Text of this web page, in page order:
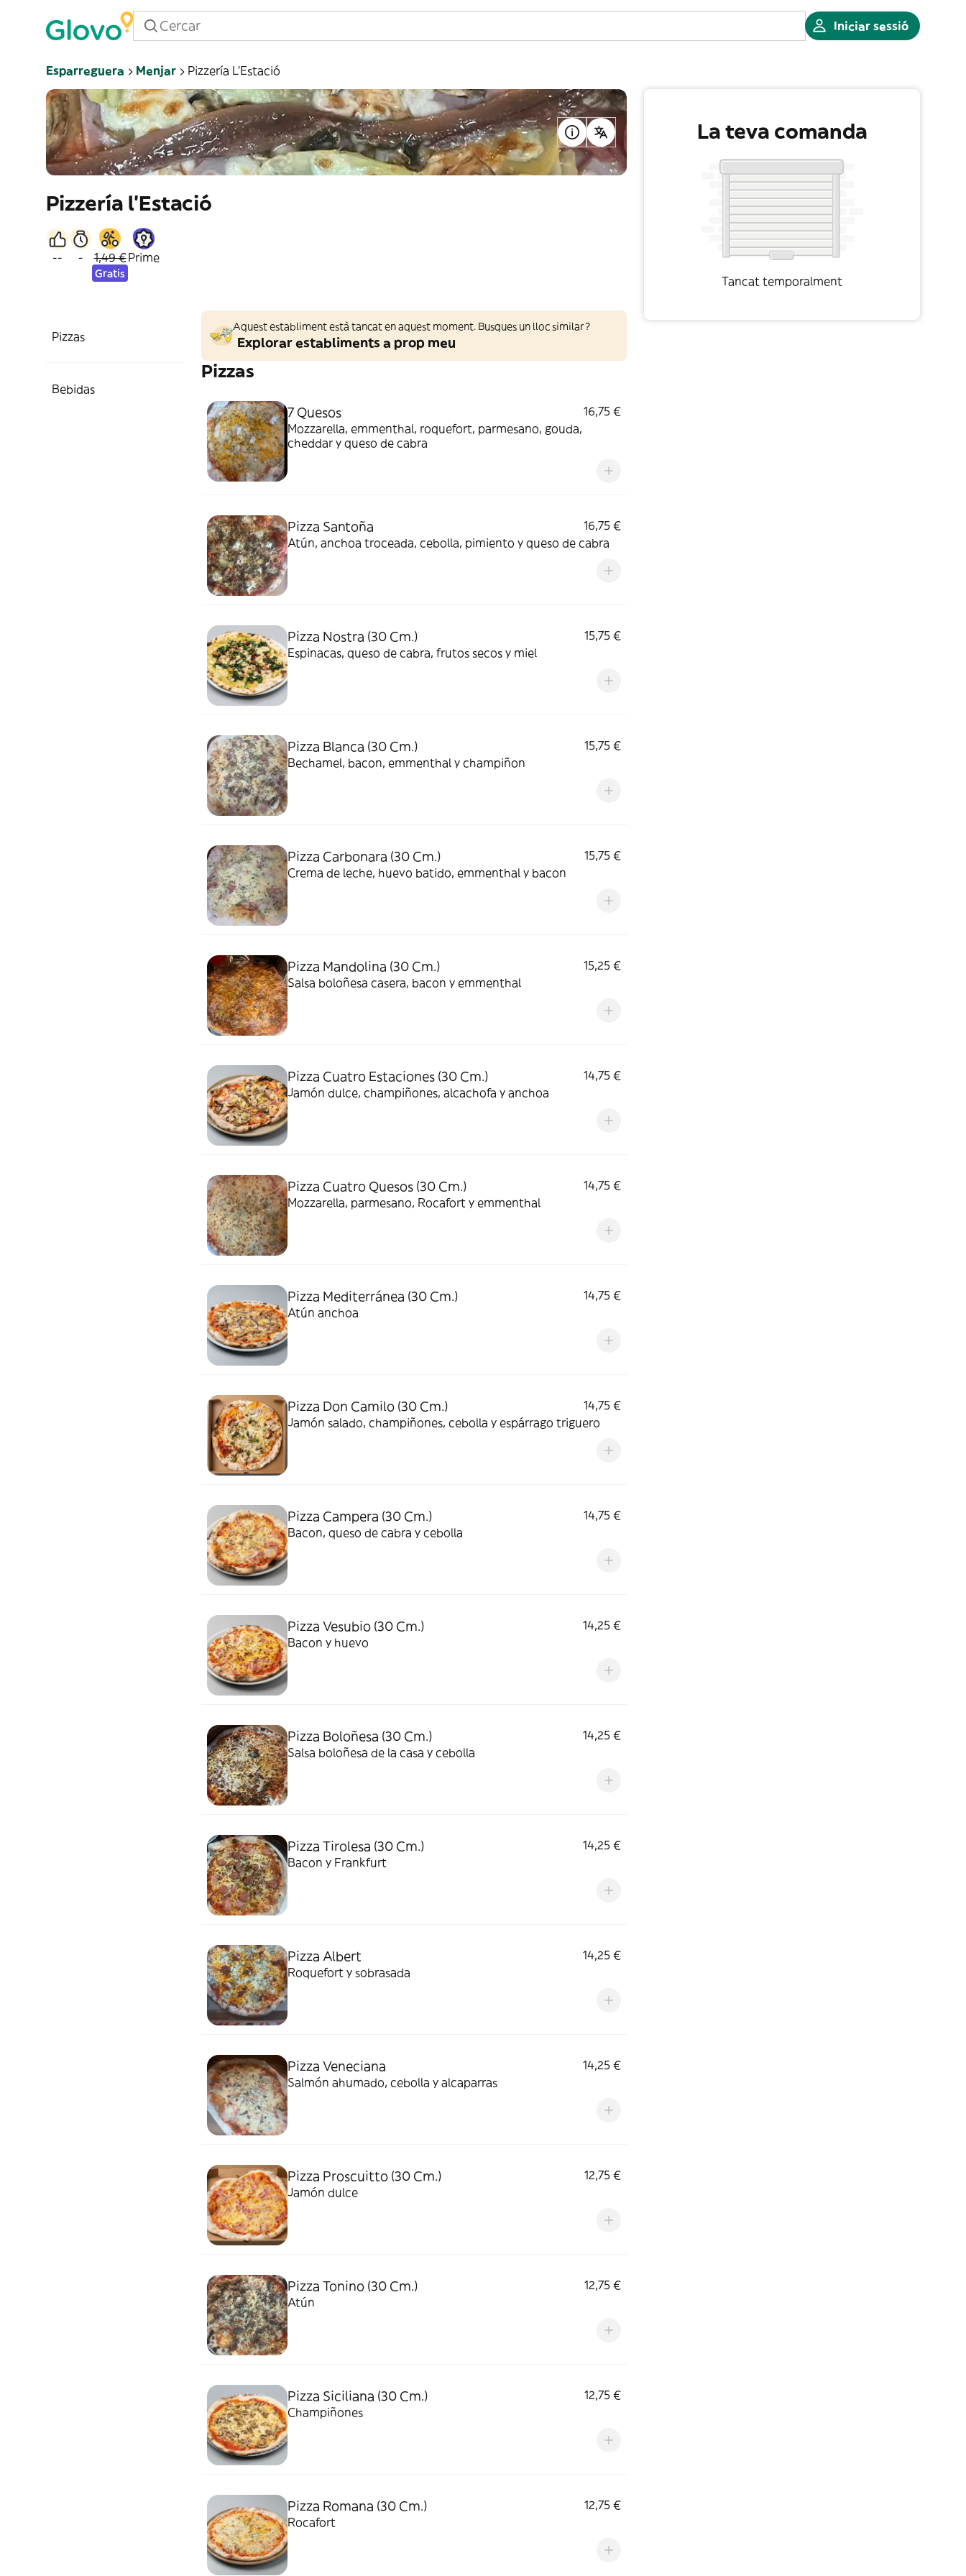
Iniciar sessió
Esparreguera Menjar Pizzería L’Estació
Pizzería l’Estació
-- - 1,49 €
Gratis
Prime
Pizzas
Bebidas
Aquest establiment està tancat en aquest moment. Busques un lloc similar?
Explorar establiments a prop meu
Pizzas
7 Quesos
16,75 €
Mozzarella, emmenthal, roquefort, parmesano, gouda,
cheddar y queso de cabra
Pizza Santoña
16,75 €
Atún, anchoa troceada, cebolla, pimiento y queso de cabra
Pizza Nostra (30 Cm.)
15,75 €
Espinacas, queso de cabra, frutos secos y miel
Pizza Blanca (30 Cm.)
15,75 €
Bechamel, bacon, emmenthal y champiñon
Pizza Carbonara (30 Cm.)
15,75 €
Crema de leche, huevo batido, emmenthal y bacon
Pizza Mandolina (30 Cm.)
15,25 €
Salsa boloñesa casera, bacon y emmenthal
Pizza Cuatro Estaciones (30 Cm.)
14,75 €
Jamón dulce, champiñones, alcachofa y anchoa
Pizza Cuatro Quesos (30 Cm.)
14,75 €
Mozzarella, parmesano, Rocafort y emmenthal
Pizza Mediterránea (30 Cm.)
14,75 €
Atún anchoa
Pizza Don Camilo (30 Cm.)
14,75 €
Jamón salado, champiñones, cebolla y espárrago triguero
Pizza Campera (30 Cm.)
14,75 €
Bacon, queso de cabra y cebolla
Pizza Vesubio (30 Cm.)
14,25 €
Bacon y huevo
Pizza Boloñesa (30 Cm.)
14,25 €
Salsa boloñesa de la casa y cebolla
Pizza Tirolesa (30 Cm.)
14,25 €
Bacon y Frankfurt
Pizza Albert
14,25 €
Roquefort y sobrasada
Pizza Veneciana
14,25 €
Salmón ahumado, cebolla y alcaparras
Pizza Proscuitto (30 Cm.)
12,75 €
Jamón dulce
Pizza Tonino (30 Cm.)
12,75 €
Atún
Pizza Siciliana (30 Cm.)
12,75 €
Champiñones
Pizza Romana (30 Cm.)
12,75 €
Rocafort
La teva comanda
Tancat temporalment